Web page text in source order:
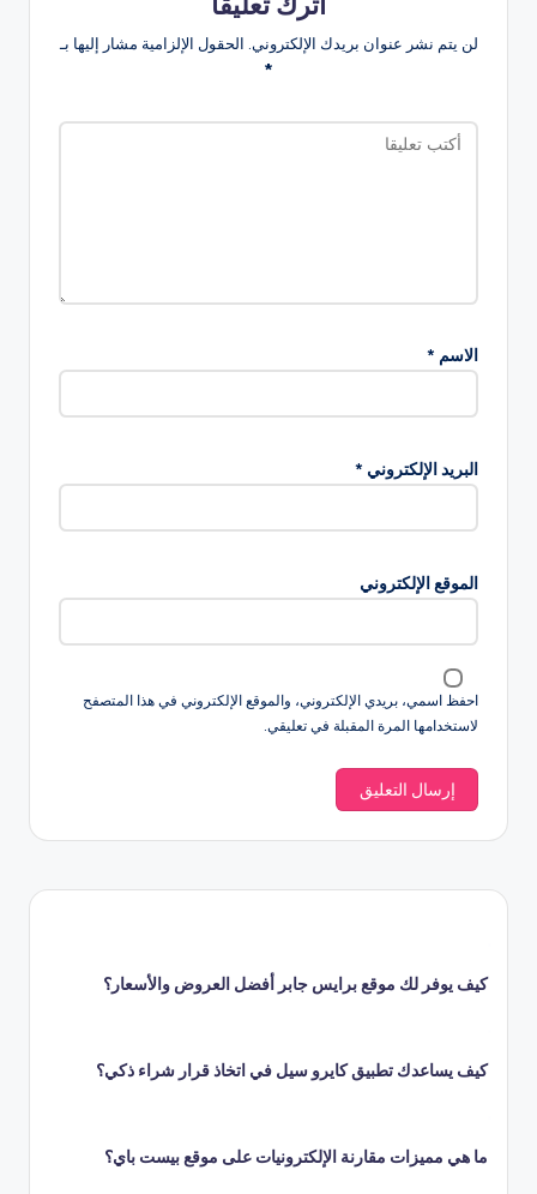
لن يتم نشر عنوان بريدك الإلكتروني. الحقول الإلزامية مشار إليها بـ
*
الاسم *
البريد الإلكتروني *
الموقع الإلكتروني
احفظ اسمي، بريدي الإلكتروني، والموقع الإلكتروني في هذا المتصفح
لاستخدامها المرة المقبلة في تعليقي.
كيف يوفر لك موقع برايس جابر أفضل العروض والأسعار؟
كيف يساعدك تطبيق كايرو سيل في اتخاذ قرار شراء ذكي؟
ما هي مميزات مقارنة الإلكترونيات على موقع بيست باي؟